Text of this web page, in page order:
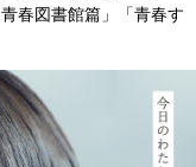
春図書館篇」「青春す